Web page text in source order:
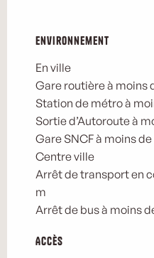
Environnement
Environnement
En ville
Gare routière à moins
Station de métro à
Sortie d’Autoroute à
Gare SNCF à moins
Centre ville
Arrêt de transport en
m
Arrêt de bus à moins
Accès
Accès